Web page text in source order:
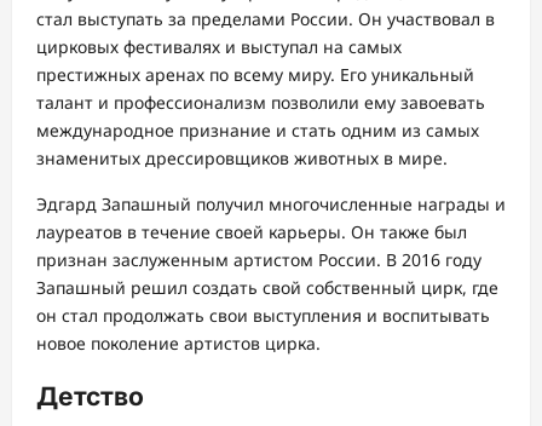
стал выступать за пределами России. Он участвовал в
цирковых фестивалях и выступал на самых
престижных аренах по всему миру. Его уникальный
талант и профессионализм позволили ему завоевать
международное признание и стать одним из самых
знаменитых дрессировщиков животных в мире.
Эдгард Запашный получил многочисленные награды и
лауреатов в течение своей карьеры. Он также был
признан заслуженным артистом России. В 2016 году
Запашный решил создать свой собственный цирк, где
он стал продолжать свои выступления и воспитывать
новое поколение артистов цирка.
Детство